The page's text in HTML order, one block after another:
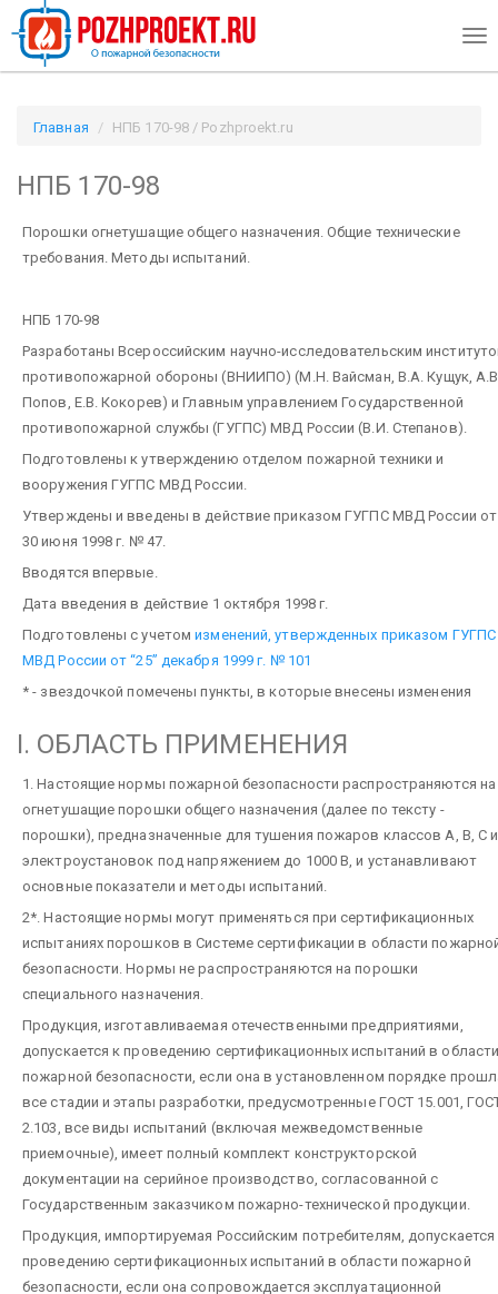
Главная НПБ 170-98 / Pozhproekt.ru
НПБ 170-98
Порошки огнетушащие общего назначения. Общие технические
требования. Методы испытаний.
НПБ 170-98
Разработаны Всероссийским научно-исследовательским
противопожарной обороны (ВНИИПО) (М.Н. Вайсман, В.А. Кущук,
Попов, Е.В. Кокорев) и Главным управлением Государственной
противопожарной службы (ГУГПС) МВД России (В.И. Степанов).
Подготовлены к утверждению отделом пожарной техники и
вооружения ГУГПС МВД России.
Утверждены и введены в действие приказом ГУГПС МВД России от
30 июня 1998 г. № 47.
Вводятся впервые.
Дата введения в действие 1 октября 1998 г.
Подготовлены с учетомизменений, утвержденных приказом ГУГПС
МВД России от “25” декабря 1999 г. № 101
* - звездочкой помечены пункты, в которые внесены изменения
I. ОБЛАСТЬ ПРИМЕНЕНИЯ
1. Настоящие нормы пожарной безопасности распространяются на
огнетушащие порошки общего назначения (далее по тексту -
порошки), предназначенные для тушения пожаров классов А, В, С и
электроустановок под напряжением до 1000 В, и устанавливают
основные показатели и методы испытаний.
2*. Настоящие нормы могут применяться при сертификационных
испытаниях порошков в Cистеме сертификации в области
безопасности. Нормы не распространяются на порошки
специального назначения.
Продукция, изготавливаемая отечественными предприятиями,
допускается к проведению сертификационных испытаний в
пожарной безопасности, если она в установленном порядке
все стадии и этапы разработки, предусмотренные ГОСТ 15.001,
2.103, все виды испытаний (включая межведомственные
приемочные), имеет полный комплект конструкторской
документации на серийное производство, согласованной с
Государственным заказчиком пожарно-технической продукции.
Продукция, импортируемая Российским потребителям, допускается
проведению сертификационных испытаний в области пожарной
безопасности, если она сопровождается эксплуатационной